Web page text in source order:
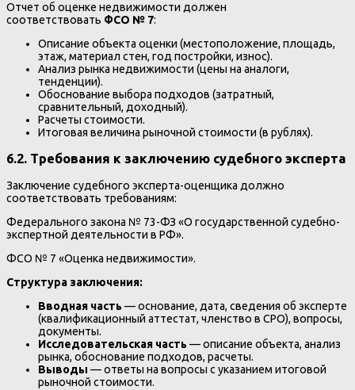
Отчет об оценке недвижимости должен
соответствовать ФСО № 7:
Описание объекта оценки (местоположение, площадь,
этаж, материал стен, год постройки, износ).
Анализ рынка недвижимости (цены на аналоги,
тенденции).
Обоснование выбора подходов (затратный,
сравнительный, доходный).
Расчеты стоимости.
Итоговая величина рыночной стоимости (в рублях).
6.2. Требования к заключению судебного эксперта
Заключение судебного эксперта-оценщика должно
соответствовать требованиям:
Федерального закона № 73-ФЗ «О государственной судебно-
экспертной деятельности в РФ».
ФСО № 7 «Оценка недвижимости».
Структура заключения:
Вводная часть — основание, дата, сведения об эксперте
(квалификационный аттестат, членство в СРО), вопросы,
документы.
Исследовательская часть — описание объекта, анализ
рынка, обоснование подходов, расчеты.
Выводы — ответы на вопросы с указанием итоговой
рыночной стоимости.